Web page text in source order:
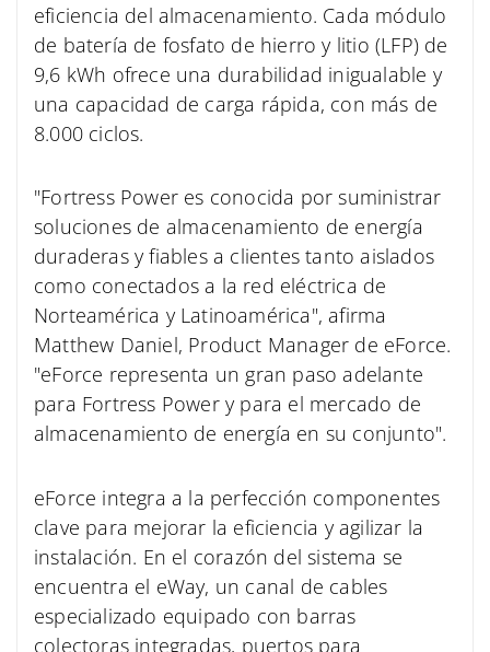
eficiencia del almacenamiento. Cada módulo
de batería de fosfato de hierro y litio (LFP) de
9,6 kWh ofrece una durabilidad inigualable y
una capacidad de carga rápida, con más de
8.000 ciclos.
"Fortress Power es conocida por suministrar
soluciones de almacenamiento de energía
duraderas y fiables a clientes tanto aislados
como conectados a la red eléctrica de
Norteamérica y Latinoamérica", afirma
Matthew Daniel, Product Manager de eForce.
"eForce representa un gran paso adelante
para Fortress Power y para el mercado de
almacenamiento de energía en su conjunto".
eForce integra a la perfección componentes
clave para mejorar la eficiencia y agilizar la
instalación. En el corazón del sistema se
encuentra el eWay, un canal de cables
especializado equipado con barras
colectoras integradas, puertos para